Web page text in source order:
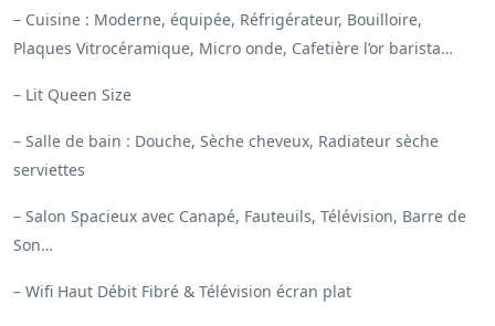
– Cuisine : Moderne, équipée, Réfrigérateur, Bouilloire,
Plaques Vitrocéramique, Micro onde, Cafetière l’or barista…
– Lit Queen Size
– Salle de bain : Douche, Sèche cheveux, Radiateur sèche
serviettes
– Salon Spacieux avec Canapé, Fauteuils, Télévision, Barre de
Son…
– Wifi Haut Débit Fibré & Télévision écran plat